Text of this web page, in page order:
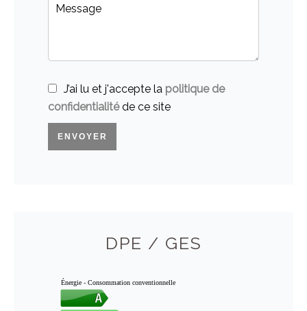
J’ai lu et j'accepte la politique de
confidentialitéde ce site
ENVOYER
DPE / GES
Énergie - Consommation conventionnelle